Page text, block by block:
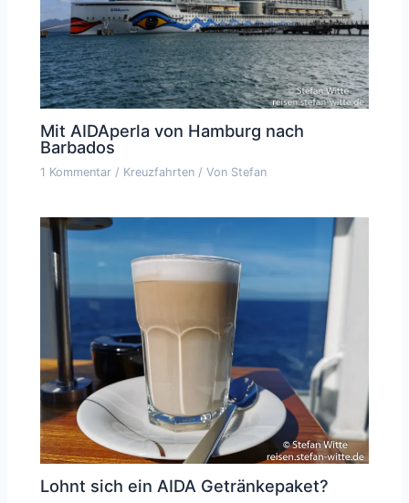
Mit AIDAperla von Hamburg nach
Barbados
1 Kommentar / Kreuzfahrten / Von Stefan
Lohnt sich ein AIDA Getränkepaket?